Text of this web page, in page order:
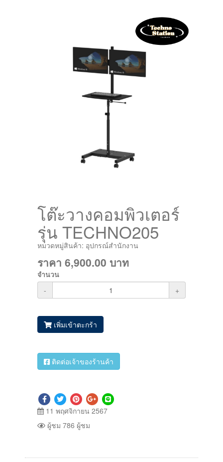
โต๊ะวางคอมพิวเตอร์
รุ่น TECHNO205
หมวดหมู่สินค้า: อุปกรณ์สำนักงาน
ราคา 6,900.00 บาท
จำนวน
-
+
เพิ่มเข้าตะกร้า
ติดต่อเจ้าของร้านค้า
11 พฤศจิกายน 2567
ผู้ชม 786 ผู้ชม